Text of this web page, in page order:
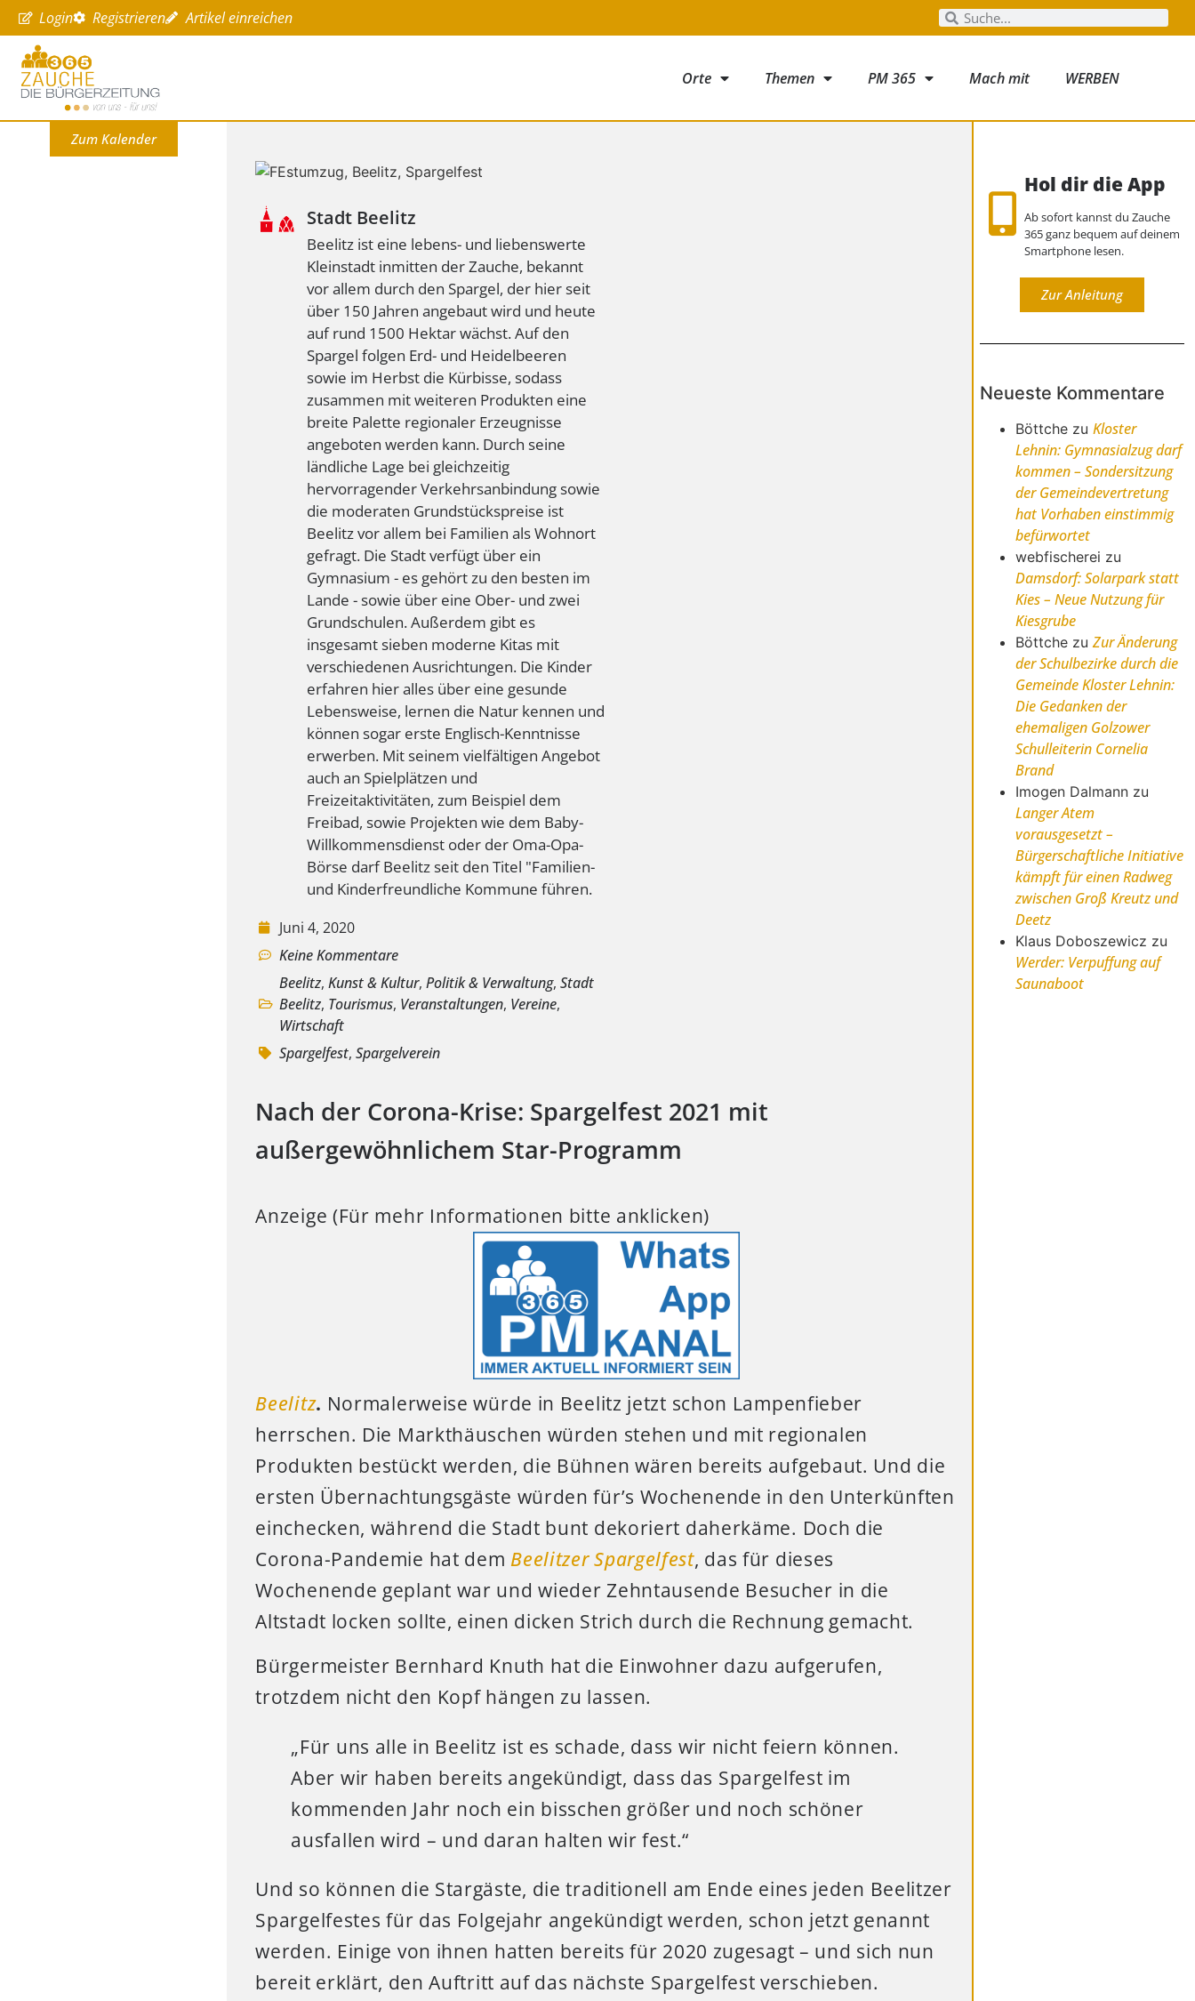
Login Registrieren Artikel einreichen
Orte Themen PM 365 Mach mit WERBEN
Zum Kalender
Stadt Beelitz
Beelitz ist eine lebens- und liebenswerte
Kleinstadt inmitten der Zauche, bekannt
vor allem durch den Spargel, der hier seit
über 150 Jahren angebaut wird und heute
auf rund 1500 Hektar wächst. Auf den
Spargel folgen Erd- und Heidelbeeren
sowie im Herbst die Kürbisse, sodass
zusammen mit weiteren Produkten eine
breite Palette regionaler Erzeugnisse
angeboten werden kann. Durch seine
ländliche Lage bei gleichzeitig
hervorragender Verkehrsanbindung sowie
die moderaten Grundstückspreise ist
Beelitz vor allem bei Familien als Wohnort
gefragt. Die Stadt verfügt über ein
Gymnasium - es gehört zu den besten im
Lande - sowie über eine Ober- und zwei
Grundschulen. Außerdem gibt es
insgesamt sieben moderne Kitas mit
verschiedenen Ausrichtungen. Die Kinder
erfahren hier alles über eine gesunde
Lebensweise, lernen die Natur kennen und
können sogar erste Englisch-Kenntnisse
erwerben. Mit seinem vielfältigen Angebot
auch an Spielplätzen und
Freizeitaktivitäten, zum Beispiel dem
Freibad, sowie Projekten wie dem Baby-
Willkommensdienst oder der Oma-Opa-
Börse darf Beelitz seit den Titel "Familien-
und Kinderfreundliche Kommune führen.
Juni 4, 2020
Keine Kommentare
Beelitz,Kunst & Kultur,Politik & Verwaltung,Stadt
Beelitz, Tourismus, Veranstaltungen, Vereine,
Wirtschaft
Spargelfest,Spargelverein
Nach der Corona-Krise: Spargelfest 2021 mit
außergewöhnlichem Star-Programm
Anzeige (Für mehr Informationen bitte anklicken)
Beelitz. Normalerweise würde in Beelitz jetzt schon Lampenfieber
herrschen. Die Markthäuschen würden stehen und mit regionalen
Produkten bestückt werden, die Bühnen wären bereits aufgebaut. Und die
ersten Übernachtungsgäste würden für’s Wochenende in den Unterkünften
einchecken, während die Stadt bunt dekoriert daherkäme. Doch die
Corona-Pandemie hat dem Beelitzer Spargelfest, das für dieses
Wochenende geplant war und wieder Zehntausende Besucher in die
Altstadt locken sollte, einen dicken Strich durch die Rechnung gemacht.
Bürgermeister Bernhard Knuth hat die Einwohner dazu aufgerufen,
trotzdem nicht den Kopf hängen zu lassen.
„Für uns alle in Beelitz ist es schade, dass wir nicht feiern können.
Aber wir haben bereits angekündigt, dass das Spargelfest im
kommenden Jahr noch ein bisschen größer und noch schöner
ausfallen wird – und daran halten wir fest.“
Und so können die Stargäste, die traditionell am Ende eines jeden Beelitzer
Spargelfestes für das Folgejahr angekündigt werden, schon jetzt genannt
werden. Einige von ihnen hatten bereits für 2020 zugesagt – und sich nun
bereit erklärt, den Auftritt auf das nächste Spargelfest verschieben.
Hol dir die App
Ab sofort kannst du Zauche
365 ganz bequem auf deinem
Smartphone lesen.
Zur Anleitung
Neueste Kommentare
Böttche zuKloster
Lehnin: Gymnasialzug darf
kommen – Sondersitzung
der Gemeindevertretung
hat Vorhaben einstimmig
befürwortet
webfischerei zu
Damsdorf: Solarpark statt
Kies – Neue Nutzung für
Kiesgrube
Böttche zuZur Änderung
der Schulbezirke durch die
Gemeinde Kloster Lehnin:
Die Gedanken der
ehemaligen Golzower
Schulleiterin Cornelia
Brand
Imogen Dalmann zu
Langer Atem
vorausgesetzt –
Bürgerschaftliche Initiative
kämpft für einen Radweg
zwischen Groß Kreutz und
Deetz
Klaus Doboszewicz zu
Werder: Verpuffung auf
Saunaboot